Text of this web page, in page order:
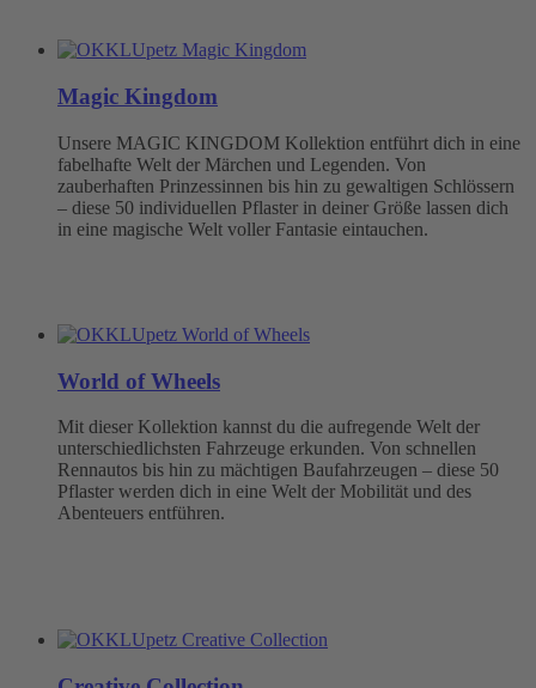
Magic Kingdom
Unsere MAGIC KINGDOM Kollektion entführt dich in eine
fabelhafte Welt der Märchen und Legenden. Von
zauberhaften Prinzessinnen bis hin zu gewaltigen Schlössern
– diese 50 individuellen Pflaster in deiner Größe lassen dich
in eine magische Welt voller Fantasie eintauchen.
World of Wheels
Mit dieser Kollektion kannst du die aufregende Welt der
unterschiedlichsten Fahrzeuge erkunden. Von schnellen
Rennautos bis hin zu mächtigen Baufahrzeugen – diese 50
Pflaster werden dich in eine Welt der Mobilität und des
Abenteuers entführen.